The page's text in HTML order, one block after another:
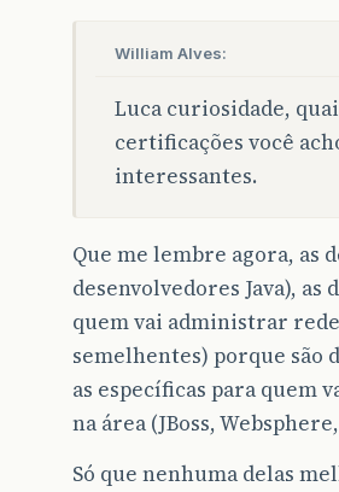
William Alves:
Luca curiosidade,
certificações você
interessantes.
Que me lembre agora, as
desenvolvedores Java), as
quem vai administrar
semelhentes) porque são
as específicas para quem
na área (JBoss,
Só que nenhuma delas